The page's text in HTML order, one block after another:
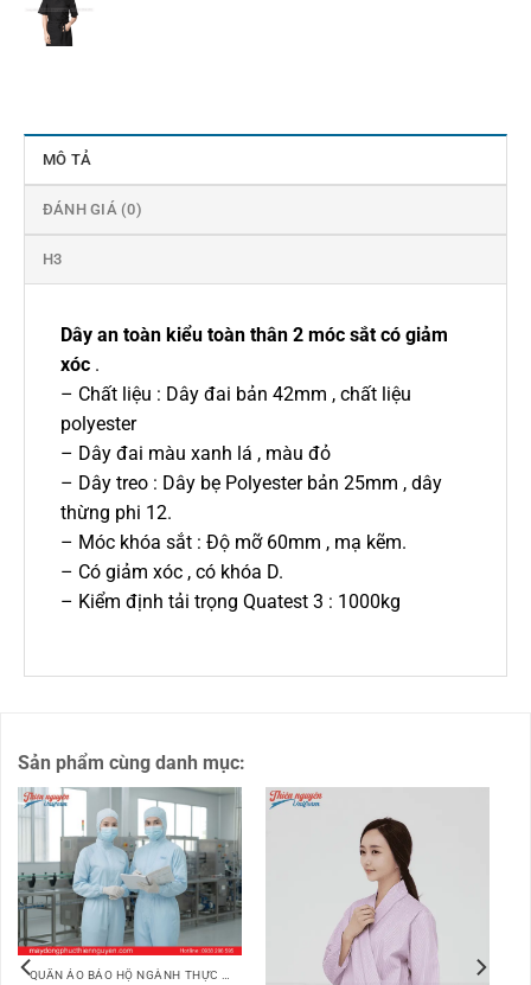
MÔ TẢ
ĐÁNH GIÁ (0)
H3
Dây an toàn kiểu toàn thân 2 móc sắt có giảm
xóc.
– Chất liệu : Dây đai bản 42mm , chất liệu
polyester
– Dây đai màu xanh lá , màu đỏ
– Dây treo : Dây bẹ Polyester bản 25mm , dây
thừng phi 12.
– Móc khóa sắt : Độ mỡ 60mm , mạ kẽm.
– Có giảm xóc , có khóa D.
– Kiểm định tải trọng Quatest 3 : 1000kg
Sản phẩm cùng danh mục: